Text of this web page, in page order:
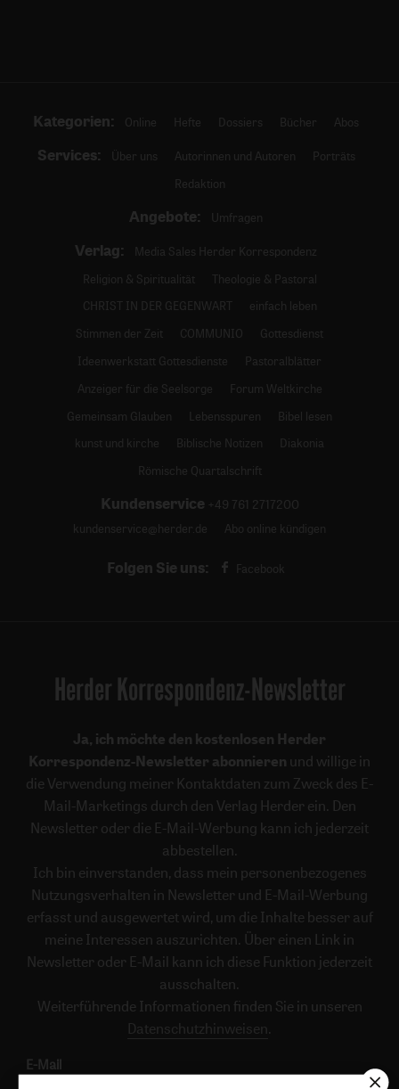
Kategorien: Online Hefte Dossiers Bücher Abos
Services: Über uns Autorinnen und Autoren
Porträts
Redaktion
Angebote: Umfragen
Verlag:
Media Sales Herder Korrespondenz
Religion & Spiritualität
Theologie & Pastoral
CHRIST IN DER GEGENWART
einfach leben
Stimmen der Zeit
COMMUNIO
Gottesdienst
Ideenwerkstatt Gottesdienste
Pastoralblätter
Anzeiger für die Seelsorge
Forum Weltkirche
Gemeinsam Glauben
Lebensspuren
Bibel lesen
kunst und kirche
Biblische Notizen
Diakonia
Römische Quartalschrift
Kundenservice +49 761 2717200
kundenservice@herder.de
Abo online kündigen
Folgen Sie uns: Facebook
Herder Korrespondenz-Newsletter
Ja, ich möchte den kostenlosen Herder
Korrespondenz-Newsletter abonnieren und willige in
die Verwendung meiner Kontaktdaten zum Zweck des E-
Mail-Marketings durch den Verlag Herder ein. Den
Newsletter oder die E-Mail-Werbung kann ich jederzeit
abbestellen.
Ich bin einverstanden, dass mein personenbezogenes
Nutzungsverhalten in Newsletter und E-Mail-Werbung
erfasst und ausgewertet wird, um die Inhalte besser auf
meine Interessen auszurichten. Über einen Link in
Newsletter oder E-Mail kann ich diese Funktion jederzeit
ausschalten.
Weiterführende Informationen finden Sie in unseren
Datenschutzhinweisen .
E-Mail